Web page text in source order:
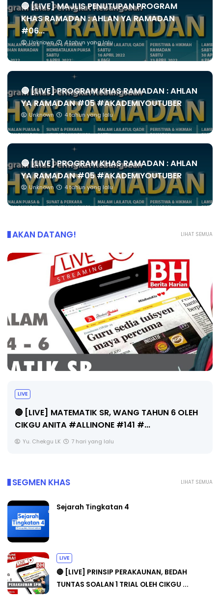
🔴 [LIVE] MAJLIS PENUTUPAN PROGRAM
KHAS RAMADAN : AHLAN YA RAMADAN
#06...
Unknown 4 tahun yang lalu
🔴 [LIVE] PROGRAM KHAS RAMADAN : AHLAN
YA RAMADAN #05 #AKADEMIYOUTUBER
Unknown 4 tahun yang lalu
🔴 [LIVE] PROGRAM KHAS RAMADAN : AHLAN
YA RAMADAN #05 #AKADEMIYOUTUBER
Unknown 4 tahun yang lalu
LIHAT SEMUA
AKAN DATANG!
LIVE
🔴 [LIVE] MATEMATIK SR, WANG TAHUN 6 OLEH
CIKGU ANITA #ALLINONE #141 #...
Yu. Chekgu LK 7 hari yang lalu
LIHAT SEMUA
SEGMEN KHAS
Sejarah Tingkatan 4
LIVE
🔴 [LIVE] PRINSIP PERAKAUNAN, BEDAH
TUNTAS SOALAN 1 TRIAL OLEH CIKGU ...